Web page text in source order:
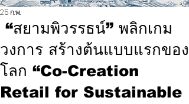
“สยามพิวรรธน์” พลิกเกม
วงการ สร้างต้นแบบแรกของ
โลก “Co-Creation
Retail for Sustainable
25 ก.พ.